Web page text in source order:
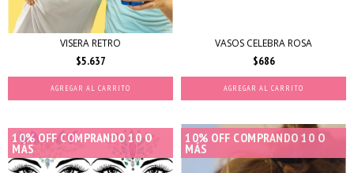
VISERA RETRO
$5.637
AGREGAR AL CARRITO
VASOS CELEBRA ROSA
$686
AGREGAR AL CARRITO
10% OFF COMPRANDO 10 O
MÁS
10% OFF COMPRANDO 10 O
MÁS